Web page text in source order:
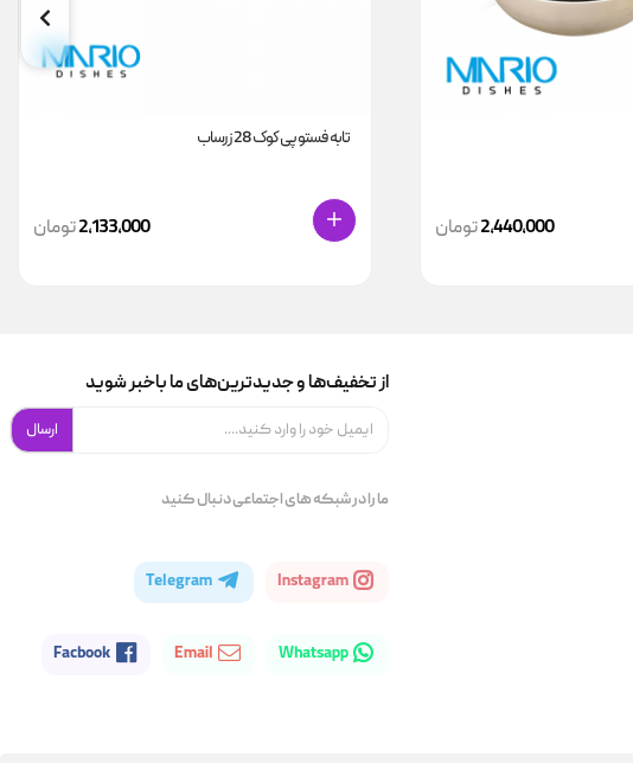
2,440,000تومان
تابه فستو پی کوک 28 زرساب
2,133,000تومان
از تخفیف‌ها و جدیدترین‌های ما باخبر شوید
ارسال
ما را در شبکه های اجتماعی دنبال کنید
Instagram
Whatsapp